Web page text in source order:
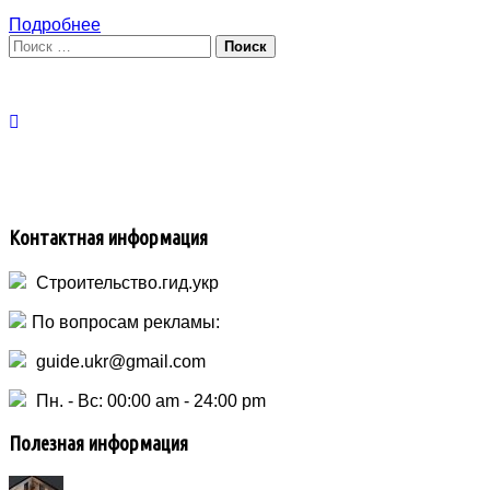
Подробнее
Поиск:
Контактная информация
Строительство.гид.укр
По вопросам рекламы:
guide.ukr@gmail.com
Пн. - Вс: 00:00 am - 24:00 pm
Полезная информация